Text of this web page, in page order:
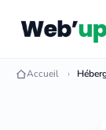
Accueil